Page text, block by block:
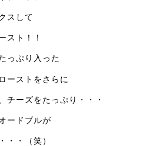
スして
スト！！
っぷり入った
ーストをさらに
チーズをたっぷり・・・
ードブルが
・・（笑）